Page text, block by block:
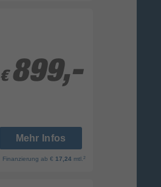
€ 899,-
€ 899,-
Mehr Infos
Finanzierung ab € 17,24mtl. 2